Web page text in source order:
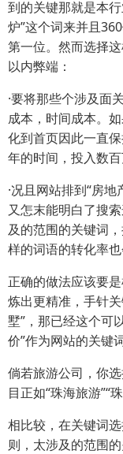
到的关键那就是本
炉”这个词来并且
第一位。然而选择
以内弊端：
·要将那些个涉及面
成本，时间成本。
化到首页因此一直
年的时间，投入数百
·况且网站排到“房
又怎末能明白了搜
及的范围的关键词
样的词语的转化率也
正确的做法应该要
炼出更精准，手针
墅”，那已经这个可
价”作为网站的关键词
倘若旅游公司，你
目正如“珠海旅游”“
相比较，在关键词
则，太涉及的范围